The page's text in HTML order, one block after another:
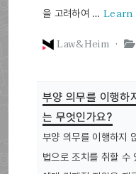
을 고려하여 …Learn
Law&Heim ·
부양 의무를 이행하
는 무엇인가요?
부양 의무를 이행하지
법으로 조치를 취할 수